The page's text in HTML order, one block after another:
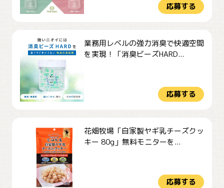
応募する
業務用レベルの強力消臭で快適空間
を実現！「消臭ビーズHARD...
応募する
花畑牧場「自家製ヤギ乳チーズクッ
キー 80g」無料モニターを...
応募する